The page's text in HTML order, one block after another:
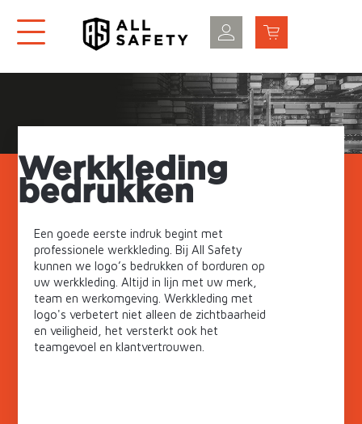
Werkkleding
bedrukken
Een goede eerste indruk begint met
professionele werkkleding. Bij All Safety
kunnen we logo’s bedrukken of borduren op
uw werkkleding. Altijd in lijn met uw merk,
team en werkomgeving. Werkkleding met
logo's verbetert niet alleen de zichtbaarheid
en veiligheid, het versterkt ook het
teamgevoel en klantvertrouwen.